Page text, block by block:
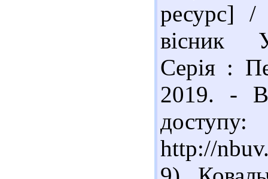
ресурс]
вісник
Серія :
2019. -
доступу:
http://